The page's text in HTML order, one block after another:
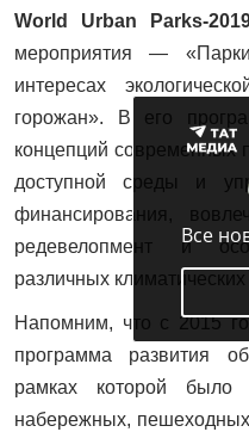
World
Urban Parks-
мероприятия —
интересах
горожан». В его
концепций современных
доступной среды и
финансирования,
редевелопмент и
различных климатических
Напомним, что с 2015
программа развития
рамках которой было
набережных,
Все